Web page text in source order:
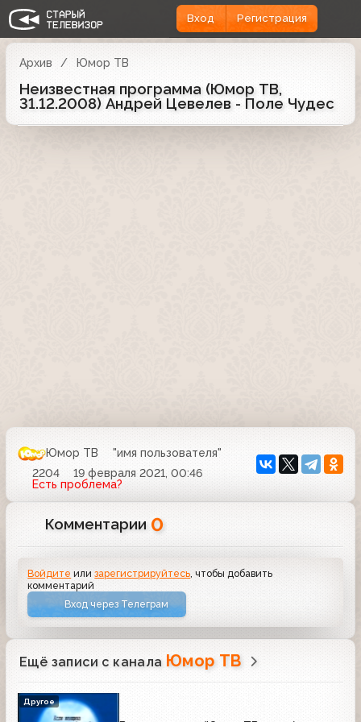
Вход Регистрация
Архив Юмор ТВ
Неизвестная программа (Юмор ТВ,
31.12.2008) Андрей Цевелев - Поле Чудес
Юмор ТВ
"имя пользователя"
2204
19 февраля 2021, 00:46
Есть проблема?
Комментарии 0
Войдите илизарегистрируйтесь , чтобы добавить
комментарий
Вход через Телеграм
Ещё записи с канала Юмор ТВ
Другое